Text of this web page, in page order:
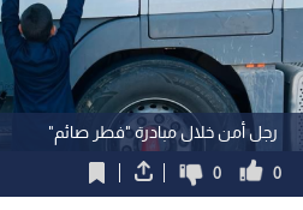
رجل أمن خلال مبادرة "فطر صائم"
0
0